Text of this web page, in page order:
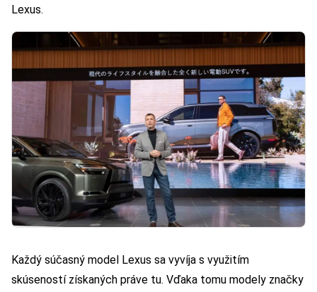
Lexus.
Každý súčasný model Lexus sa vyvíja s využitím
skúseností získaných práve tu. Vďaka tomu modely značky